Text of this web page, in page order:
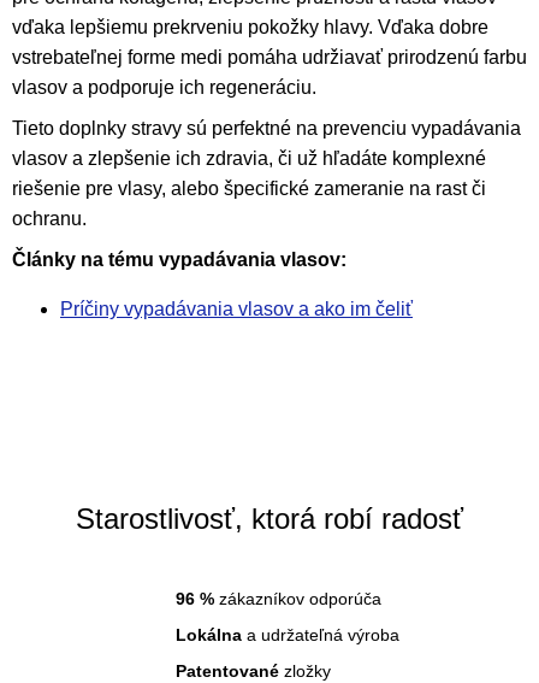
v
ý
p
i
s
u
vďaka lepšiemu prekrveniu pokožky hlavy. Vďaka dobre
vstrebateľnej forme medi pomáha udržiavať prirodzenú farbu
vlasov a podporuje ich regeneráciu.
Tieto doplnky stravy sú perfektné na prevenciu vypadávania
vlasov a zlepšenie ich zdravia, či už hľadáte komplexné
riešenie pre vlasy, alebo špecifické zameranie na rast či
ochranu.
Články na tému vypadávania vlasov:
Príčiny vypadávania vlasov a ako im čeliť
Starostlivosť, ktorá robí radosť
96 % zákazníkov odporúča
Lokálna a udržateľná výroba
Patentované zložky